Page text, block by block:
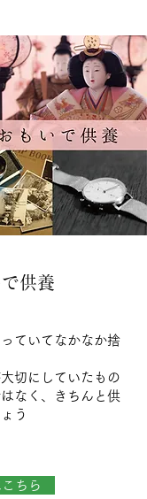
供養
ていてなかなか捨
切にしていたもの
なく、きちんと供
う
ちら